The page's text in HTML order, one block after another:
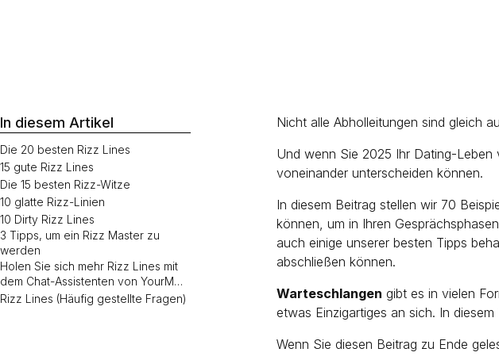
In diesem Artikel
Die 20 besten Rizz Lines
15 gute Rizz Lines
Die 15 besten Rizz-Witze
10 glatte Rizz-Linien
10 Dirty Rizz Lines
3 Tipps, um ein Rizz Master zu
werden
Holen Sie sich mehr Rizz Lines mit
dem Chat-Assistenten von YourM…
Rizz Lines (Häufig gestellte Fragen)
Nicht alle Abholleitungen sind gleich
Und wenn Sie 2025 Ihr Dating-
voneinander unterscheiden können.
In diesem Beitrag stellen wir 70
können, um in Ihren
auch einige unserer besten Tipps
abschließen können.
Warteschlangen gibt es in vielen
etwas Einzigartiges an sich. In
Wenn Sie diesen Beitrag zu Ende